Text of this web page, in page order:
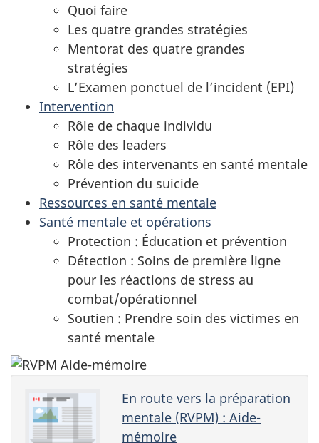
Quoi faire
Les quatre grandes stratégies
Mentorat des quatre grandes
stratégies
L’Examen ponctuel de l’incident (EPI)
Intervention
Rôle de chaque individu
Rôle des leaders
Rôle des intervenants en santé mentale
Prévention du suicide
Ressources en santé mentale
Santé mentale et opérations
Protection : Éducation et prévention
Détection : Soins de première ligne
pour les réactions de stress au
combat/opérationnel
Soutien : Prendre soin des victimes en
santé mentale
En route vers la préparation
mentale (RVPM) : Aide-
mémoire